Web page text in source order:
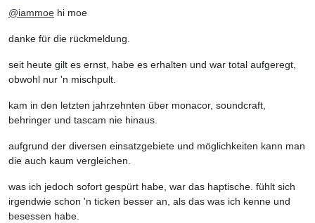
@iammoe hi moe
danke für die rückmeldung.
seit heute gilt es ernst, habe es erhalten und war total aufgeregt,
obwohl nur 'n mischpult.
kam in den letzten jahrzehnten über monacor, soundcraft,
behringer und tascam nie hinaus.
aufgrund der diversen einsatzgebiete und möglichkeiten kann man
die auch kaum vergleichen.
was ich jedoch sofort gespürt habe, war das haptische. fühlt sich
irgendwie schon 'n ticken besser an, als das was ich kenne und
besessen habe.